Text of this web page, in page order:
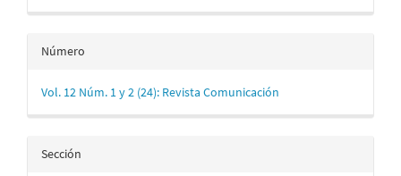
Número
Vol. 12 Núm. 1 y 2 (24): Revista Comunicación
Sección